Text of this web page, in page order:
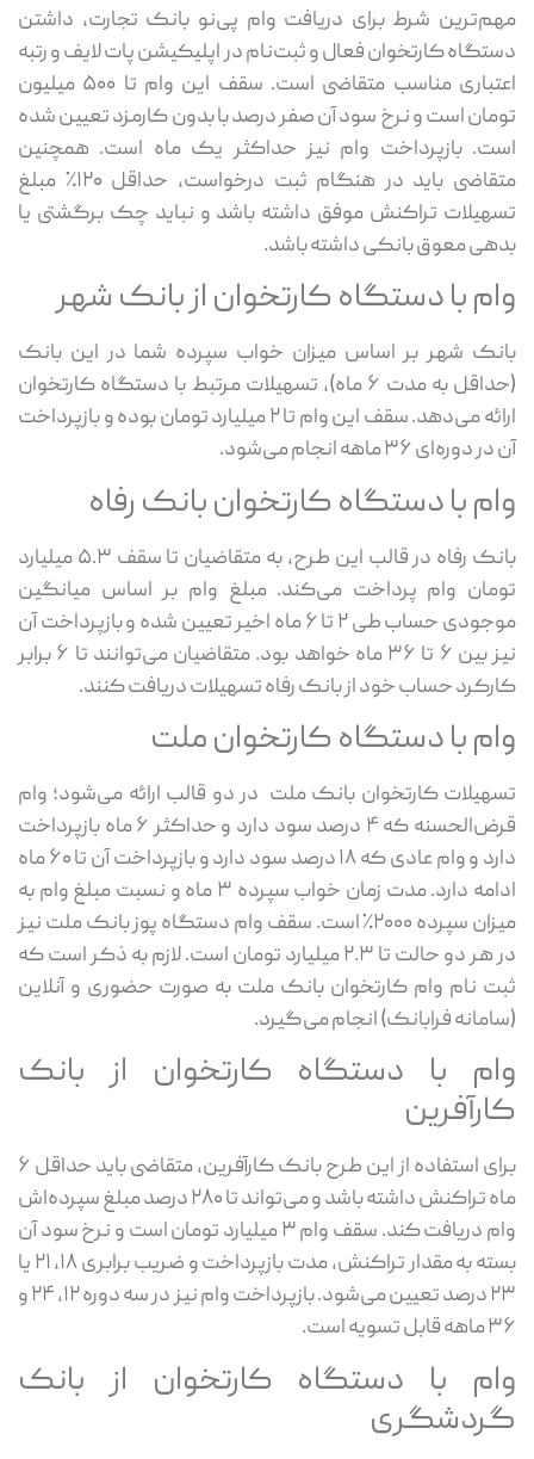
مهم‌ترین شرط برای دریافت وام پی‌نو بانک تجارت، داشتن
دستگاه کارتخوان فعال و ثبت‌نام در اپلیکیشن پات لایف و رتبه
اعتباری مناسب متقاضی است. سقف این وام تا ۵۰۰ میلیون
تومان است و نرخ سود آن صفر درصد با بدون کارمزد تعیین شده
است. بازپرداخت وام نیز حداکثر یک ماه است. همچنین
متقاضی باید در هنگام ثبت درخواست، حداقل ۱۲۰٪ مبلغ
تسهیلات تراکنش موفق داشته باشد و نباید چک برگشتی یا
بدهی معوق بانکی داشته باشد.
وام با دستگاه کارتخوان از بانک شهر
بانک شهر بر اساس میزان خواب سپرده شما در این بانک
(حداقل به مدت ۶ ماه)، تسهیلات مرتبط با دستگاه کارتخوان
ارائه می‌دهد. سقف این وام تا ۲ میلیارد تومان بوده و بازپرداخت
آن در دوره‌ای ۳۶ ماهه انجام می‌شود.
وام با دستگاه کارتخوان بانک رفاه
بانک رفاه در قالب این طرح، به متقاضیان تا سقف ۵.۳ میلیارد
تومان وام پرداخت می‌کند. مبلغ وام بر اساس میانگین
موجودی حساب طی ۲ تا ۶ ماه اخیر تعیین شده و بازپرداخت آن
نیز بین ۶ تا ۳۶ ماه خواهد بود. متقاضیان می‌توانند تا ۶ برابر
کارکرد حساب خود از بانک رفاه تسهیلات دریافت کنند.
وام با دستگاه کارتخوان ملت
تسهیلات کارتخوان بانک ملت در دو قالب ارائه می‌شود؛ وام
قرض‌الحسنه که ۴ درصد سود دارد و حداکثر ۶ ماه بازپرداخت
دارد و وام عادی که ۱۸ درصد سود دارد و بازپرداخت آن تا ۶۰ ماه
ادامه دارد. مدت زمان خواب سپرده ۳ ماه و نسبت مبلغ وام به
میزان سپرده ۲۰۰۰٪ است. سقف وام دستگاه پوز بانک ملت نیز
در هر دو حالت تا ۲.۳ میلیارد تومان است. لازم به ذکر است که
ثبت نام وام کارتخوان بانک ملت به صورت حضوری و آنلاین
(سامانه فرابانک) انجام می‌گیرد.
وام با دستگاه کارتخوان از بانک
کارآفرین
برای استفاده از این طرح بانک کارآفرین، متقاضی باید حداقل ۶
ماه تراکنش داشته باشد و می‌تواند تا ۲۸۰ درصد مبلغ سپرده‌اش
وام دریافت کند. سقف وام ۳ میلیارد تومان است و نرخ سود آن
بسته به مقدار تراکنش، مدت بازپرداخت و ضریب برابری ۱۸، ۲۱ یا
۲۳ درصد تعیین می‌شود. بازپرداخت وام نیز در سه دوره ۱۲، ۲۴ و
۳۶ ماهه قابل تسویه است.
وام با دستگاه کارتخوان از بانک
گردشگری